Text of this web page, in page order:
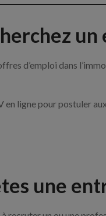
un
d’emploi dans
en ligne pour postuler
une